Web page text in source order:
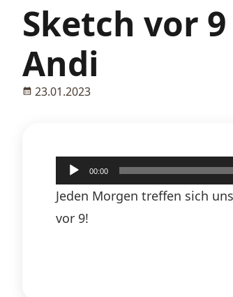
Sketch vor
Andi
23.01.2023
Audio-
Player
00:00
Jeden Morgen treffen sich
vor 9!